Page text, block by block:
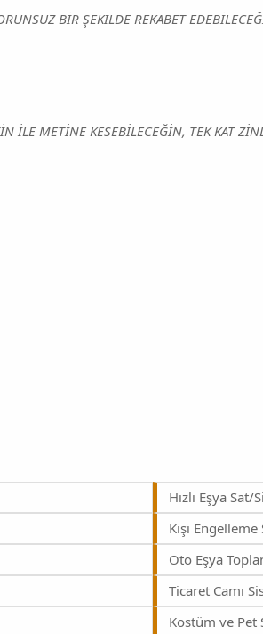
BİR ŞEKİLDE REKABET
İLE METİNE KESEBİLECEĞİN, TEK KAT
Hızlı Eşya Sat/
Kişi Engelleme
Oto Eşya
Ticaret Camı
Kostüm ve Pet